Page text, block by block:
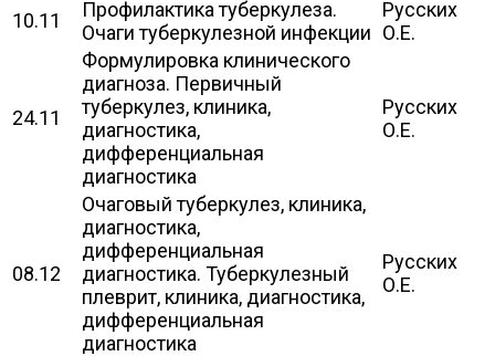
10.11
Профилактика туберкулеза.
Очаги туберкулезной инфекции
Русских
О.Е.
24.11
Формулировка клинического
диагноза. Первичный
туберкулез, клиника,
диагностика,
дифференциальная
диагностика
Русских
О.Е.
08.12
Очаговый туберкулез, клиника,
диагностика,
дифференциальная
диагностика. Туберкулезный
плеврит, клиника, диагностика,
дифференциальная
диагностика
Русских
О.Е.